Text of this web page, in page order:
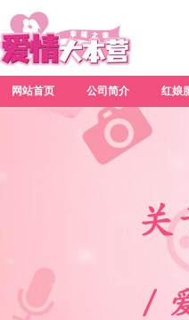
网站首页 公司简介 红娘